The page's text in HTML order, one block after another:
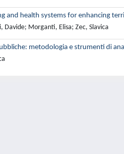
and health systems for enhancing
Davide; Morganti, Elisa; Zec, Slavica
metodologia e strumenti di